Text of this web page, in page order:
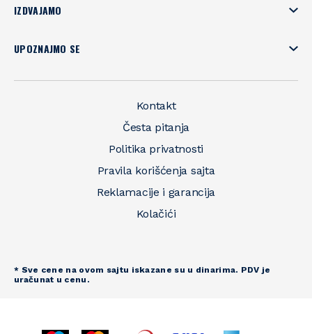
IZDVAJAMO
UPOZNAJMO SE
Kontakt
Česta pitanja
Politika privatnosti
Pravila korišćenja sajta
Reklamacije i garancija
Kolačići
* Sve cene na ovom sajtu iskazane su u dinarima. PDV je
uračunat u cenu.